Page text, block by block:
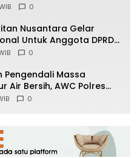
0
Nusantara Gelar
Untuk Anggota DPRD
di Yogyakarta
0
Pengendali Massa
Air Bersih, AWC Polres
Warga Kekeringan
0